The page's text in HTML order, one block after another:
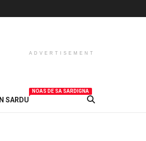
ADVERTISEMENT
IN SARDU
NOAS DE SA SARDIGNA